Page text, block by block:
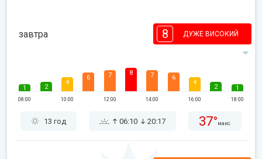
завтра 8 ДУЖЕ ВИСОКИЙ
1
08:00
2
4
10:00
6 7
12:00
8 7
14:00
6
4
16:00
2 1
18:00
13 год 06:10 20:17 37° макс.